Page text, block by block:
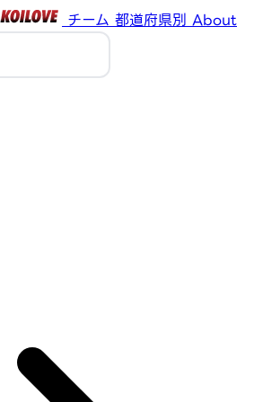
チーム 都道府県別 About